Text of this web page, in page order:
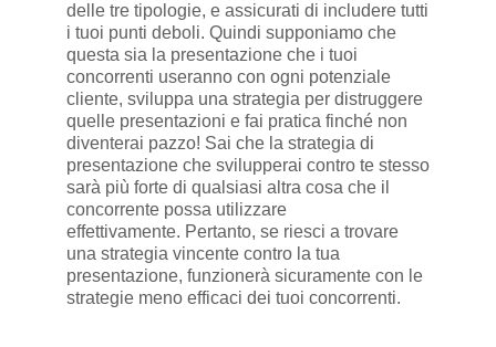
delle tre tipologie, e assicurati di includere tutti
i tuoi punti deboli. Quindi supponiamo che
questa sia la presentazione che i tuoi
concorrenti useranno con ogni potenziale
cliente, sviluppa una strategia per distruggere
quelle presentazioni e fai pratica finché non
diventerai pazzo! Sai che la strategia di
presentazione che svilupperai contro te stesso
sarà più forte di qualsiasi altra cosa che il
concorrente possa utilizzare
effettivamente. Pertanto, se riesci a trovare
una strategia vincente contro la tua
presentazione, funzionerà sicuramente con le
strategie meno efficaci dei tuoi concorrenti.